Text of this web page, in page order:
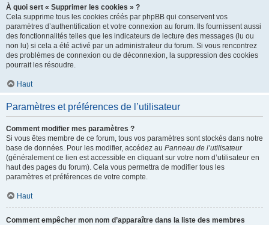
À quoi sert « Supprimer les cookies » ?
Cela supprime tous les cookies créés par phpBB qui conservent vos
paramètres d’authentification et votre connexion au forum. Ils fournissent aussi
des fonctionnalités telles que les indicateurs de lecture des messages (lu ou
non lu) si cela a été activé par un administrateur du forum. Si vous rencontrez
des problèmes de connexion ou de déconnexion, la suppression des cookies
pourrait les résoudre.
Haut
Paramètres et préférences de l’utilisateur
Comment modifier mes paramètres ?
Si vous êtes membre de ce forum, tous vos paramètres sont stockés dans notre
base de données. Pour les modifier, accédez au Panneau de l’utilisateur
(généralement ce lien est accessible en cliquant sur votre nom d’utilisateur en
haut des pages du forum). Cela vous permettra de modifier tous les
paramètres et préférences de votre compte.
Haut
Comment empêcher mon nom d’apparaître dans la liste des membres